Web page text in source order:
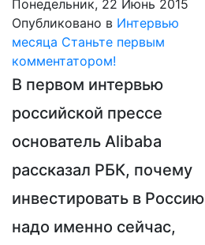
Понедельник, 22 Июнь 2015
Опубликовано в Интервью
месяца Станьте первым
комментатором!
В первом интервью
российской прессе
основатель Alibaba
рассказал РБК, почему
инвестировать в Россию
надо именно сейчас,